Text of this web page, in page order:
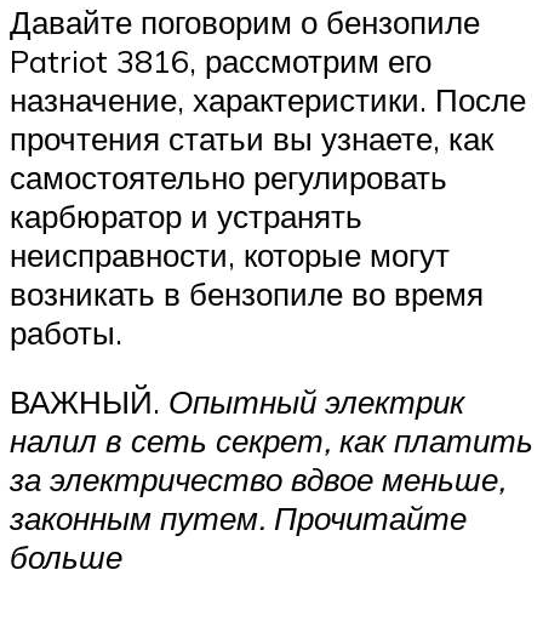
Давайте поговорим о бензопиле
Patriot 3816, рассмотрим его
назначение, характеристики. После
прочтения статьи вы узнаете, как
самостоятельно регулировать
карбюратор и устранять
неисправности, которые могут
возникать в бензопиле во время
работы.
ВАЖНЫЙ. Опытный электрик
налил в сеть секрет, как платить
за электричество вдвое меньше,
законным путем. Прочитайте
больше